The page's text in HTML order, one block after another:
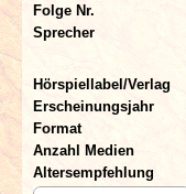
LINKS
ARCHIV
Folge Nr.
Sprecher
Hörspiellabel/Verlag
Erscheinungsjahr
Format
Anzahl Medien
Altersempfehlung